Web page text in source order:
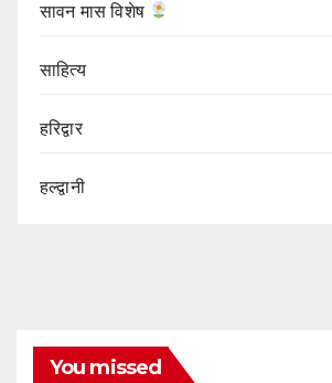
सावन मास विशेष
साहित्य
हरिद्वार
हल्द्वानी
You missed